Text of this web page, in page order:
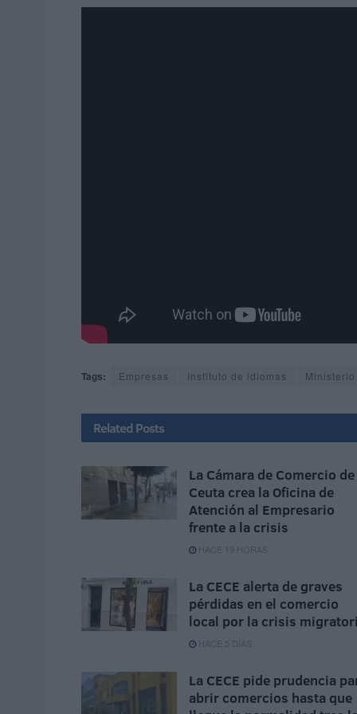
Tags: Empresas Instituto de idiomas Ministerio
Related Posts
La Cámara de Comercio de
Ceuta crea la Oficina de
Atención al Empresario
frente a la crisis
HACE 19 HORAS
La CECE alerta de graves
pérdidas en el comercio
local por la crisis
HACE 5 DÍAS
La CECE pide prudencia
abrir comercios hasta que